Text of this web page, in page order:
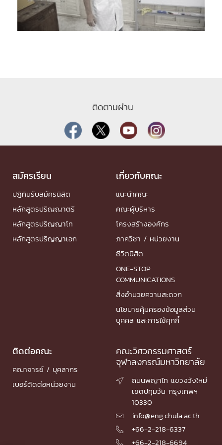
ติดตามผ่าน
สมัครเรียน
ปฏิทินรับสมัครนิสิต
หลักสูตรปริญญาตรี
หลักสูตรปริญญาโท
หลักสูตรปริญญาเอก
เกี่ยวกับคณะ
แนะนำคณะ
คณะผู้บริหาร
โครงสร้างองค์กร
ภาควิชา / หน่วยงาน
ชีวิตนิสิต
ONE-STOP
COMMUNICATIONS
สิ่งอำนวยความสะดวก
นโยบายคุ้มครองข้อมูลส่วน
บุคคล และการใช้คุกกี้
ติดต่อคณะ
คณาจารย์ / บุคลากร
เบอร์ติดต่อหน่วยงาน
คณะวิศวกรรมศาสตร์
จุฬาลงกรณ์มหาวิทยาลัย

ถนนพญาไท แขวงวังใหม่
เขตปทุมวัน กรุงเทพฯ
10330
 info@eng.chula.ac.th
 +66-2-218-6337
 +66-2-218-6694